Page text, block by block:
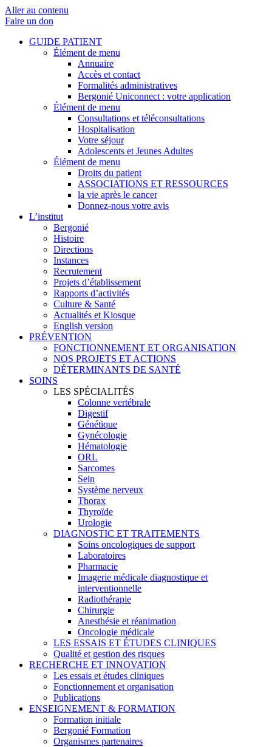
Aller au contenu
Faire un don
GUIDE PATIENT
Élément de menu
Annuaire
Accès et contact
Formalités administratives
Bergonié Uniconnect : votre application
Élément de menu
Consultations et téléconsultations
Hospitalisation
Votre séjour
Adolescents et Jeunes Adultes
Élément de menu
Droits du patient
ASSOCIATIONS ET RESSOURCES
la vie après le cancer
Donnez-nous votre avis
L’institut
Bergonié
Histoire
Directions
Instances
Recrutement
Projets d’établissement
Rapports d’activités
Culture & Santé
Actualités et Kiosque
English version
PRÉVENTION
FONCTIONNEMENT ET ORGANISATION
NOS PROJETS ET ACTIONS
DÉTERMINANTS DE SANTÉ
SOINS
LES SPÉCIALITÉS
Colonne vertébrale
Digestif
Génétique
Gynécologie
Hématologie
ORL
Sarcomes
Sein
Système nerveux
Thorax
Thyroïde
Urologie
DIAGNOSTIC ET TRAITEMENTS
Soins oncologiques de support
Laboratoires
Pharmacie
Imagerie médicale diagnostique et
interventionnelle
Radiothérapie
Chirurgie
Anesthésie et réanimation
Oncologie médicale
LES ESSAIS ET ÉTUDES CLINIQUES
Qualité et gestion des risques
RECHERCHE ET INNOVATION
Les essais et études cliniques
Fonctionnement et organisation
Publications
ENSEIGNEMENT & FORMATION
Formation initiale
Bergonié Formation
Organismes partenaires